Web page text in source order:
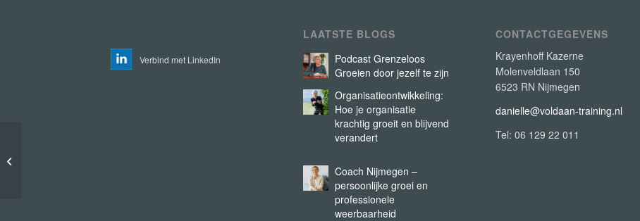
Verbind met LinkedIn
LAATSTE BLOGS
Podcast Grenzeloos
Groeien door jezelf te zijn
Organisatieontwikkeling:
Hoe je organisatie
krachtig groeit en blijvend
verandert
Coach Nijmegen –
persoonlijke groei en
professionele
weerbaarheid
CONTACTGEGEVENS
Krayenhoff Kazerne
Molenveldlaan 150
6523 RN Nijmegen
danielle@voldaan-training.nl
Tel: 06 129 22 011